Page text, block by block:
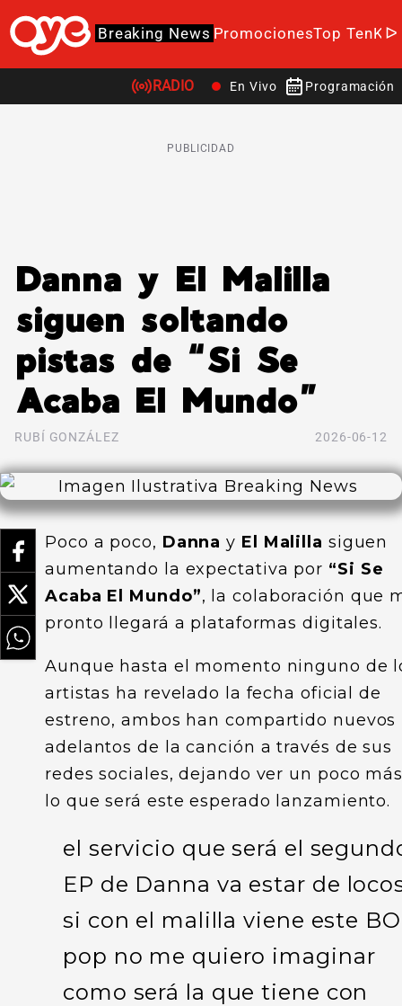
Breaking News PromocionesTop TenK-
RADIO En Vivo Programación
PUBLICIDAD
Danna y El Malilla
siguen soltando
pistas de “Si Se
Acaba El Mundo”
RUBÍ GONZÁLEZ 2026-06-12
Poco a poco, Danna y El Malilla siguen
aumentando la expectativa por “Si Se
Acaba El Mundo”, la colaboración que
pronto llegará a plataformas digitales.
Aunque hasta el momento ninguno de
artistas ha revelado la fecha oficial de
estreno, ambos han compartido nuevos
adelantos de la canción a través de sus
redes sociales, dejando ver un poco
lo que será este esperado lanzamiento.
el servicio que será el
EP de Danna va estar de
si con el malilla viene este
pop no me quiero imaginar
como será la que tiene con